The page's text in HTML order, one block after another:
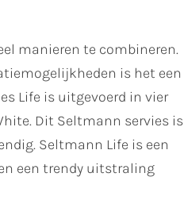
manieren te combineren.
is het een
Life is uitgevoerd in vier
Dit Seltmann servies is
Seltmann Life is een
een trendy uitstraling